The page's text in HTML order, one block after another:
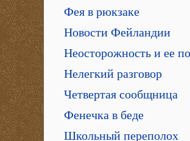
Фея в рюкзаке
Новости Фейландии
Неосторожность и ее
Нелегкий разговор
Четвертая сообщница
Фенечка в беде
Школьный переполох